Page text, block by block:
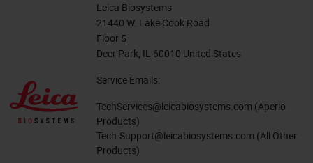
Leica Biosystems
21440 W. Lake Cook Road
Floor 5
Deer Park, IL 60010 United States
Service Emails:
TechServices@leicabiosystems.com (Aperio
Products)
Tech.Support@leicabiosystems.com (All Other
Products)